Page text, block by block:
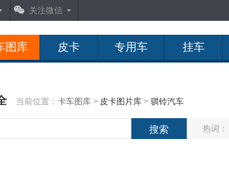
关注微信
图库 皮卡 专用车 挂车
当前位置：卡车图库 > 皮卡图片库 >骐铃汽车
热词：